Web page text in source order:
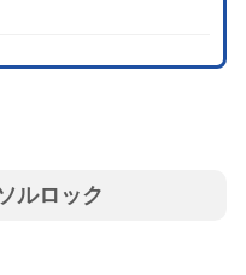
ルロック